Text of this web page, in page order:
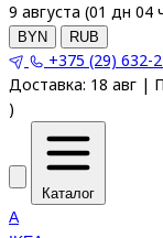
9 августа (01 дн 04
BYN RUB
+375 (29) 632-
Доставка: 18 авг |
)
Каталог
A